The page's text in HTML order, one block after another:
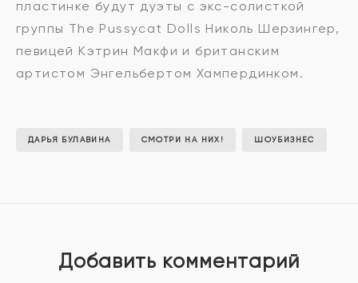
пластинке будут дуэты с экс-солисткой
группы The Pussycat Dolls Николь Шерзингер,
певицей Кэтрин Макфи и британским
артистом Энгельбертом Хампердинком.
ДАРЬЯ БУЛАВИНА СМОТРИ НА НИХ! ШОУБИЗНЕС
Добавить комментарий